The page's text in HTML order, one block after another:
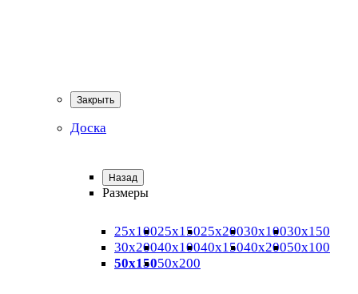
Закрыть
Доска
Назад
Размеры
25х10025х15025х20030х10030х150
30х20040х10040х15040х20050х100
50х15050х200